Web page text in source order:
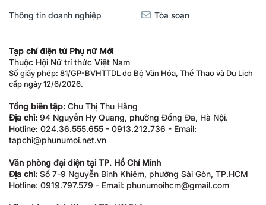
Thông tin doanh nghiệp Tòa soạn
Tạp chí điện tử Phụ nữ Mới
Thuộc Hội Nữ trí thức Việt Nam
Số giấy phép: 81/GP-BVHTTDL do Bộ Văn Hóa, Thể Thao và Du Lịch
cấp ngày 12/6/2026.
Tổng biên tập: Chu Thị Thu Hằng
Địa chỉ: 94 Nguyễn Hy Quang, phường Đống Đa, Hà Nội.
Hotline: 024.36.555.655 - 0913.212.736 - Email:
tapchi@phunumoi.net.vn
Văn phòng đại diện tại TP. Hồ Chí Minh
Địa chỉ: Số 7-9 Nguyễn Bỉnh Khiêm, phường Sài Gòn, TP.HCM
Hotline: 0919.797.579 - Email: phunumoihcm@gmail.com